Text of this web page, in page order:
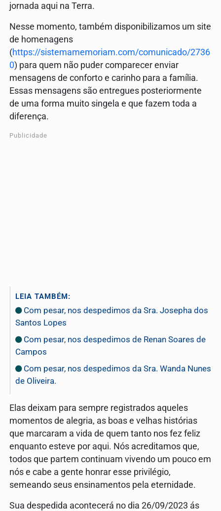
jornada aqui na Terra.
Nesse momento, também disponibilizamos um site
de homenagens
(https://sistemamemoriam.com/comunicado/2736
0) para quem não puder comparecer enviar
mensagens de conforto e carinho para a família.
Essas mensagens são entregues posteriormente
de uma forma muito singela e que fazem toda a
diferença.
Publicidade
LEIA TAMBÉM:
Com pesar, nos despedimos da Sra. Josepha dos
Santos Lopes
Com pesar, nos despedimos de Renan Soares de
Campos
Com pesar, nos despedimos da Sra. Wanda Nunes
de Oliveira.
Elas deixam para sempre registrados aqueles
momentos de alegria, as boas e velhas histórias
que marcaram a vida de quem tanto nos fez feliz
enquanto esteve por aqui. Nós acreditamos que,
todos que partem continuam vivendo um pouco em
nós e cabe a gente honrar esse privilégio,
semeando seus ensinamentos pela eternidade.
Sua despedida acontecerá no dia 26/09/2023 ás